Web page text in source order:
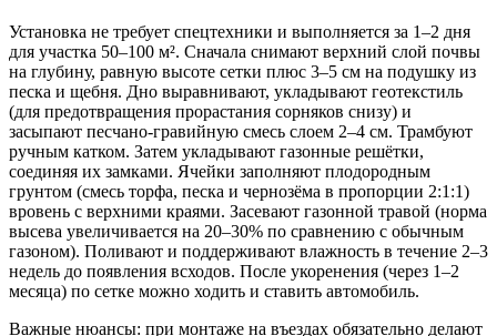
Установка не требует спецтехники и выполняется за 1–2 дня
для участка 50–100 м². Сначала снимают верхний слой почвы
на глубину, равную высоте сетки плюс 3–5 см на подушку из
песка и щебня. Дно выравнивают, укладывают геотекстиль
(для предотвращения прорастания сорняков снизу) и
засыпают песчано-гравийную смесь слоем 2–4 см. Трамбуют
ручным катком. Затем укладывают газонные решётки,
соединяя их замками. Ячейки заполняют плодородным
грунтом (смесь торфа, песка и чернозёма в пропорции 2:1:1)
вровень с верхними краями. Засевают газонной травой (норма
высева увеличивается на 20–30% по сравнению с обычным
газоном). Поливают и поддерживают влажность в течение 2–3
недель до появления всходов. После укоренения (через 1–2
месяца) по сетке можно ходить и ставить автомобиль.
Важные нюансы: при монтаже на въездах обязательно делают